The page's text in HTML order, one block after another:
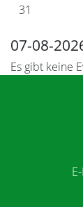
31
07-08-
Es gibt keine